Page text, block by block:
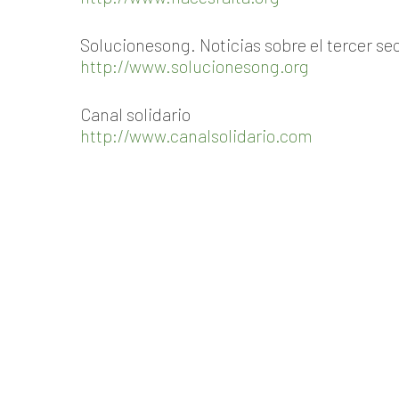
Solucionesong. Noticias sobre el tercer
http://www.solucionesong.org
Canal solidario
http://www.canalsolidario.com